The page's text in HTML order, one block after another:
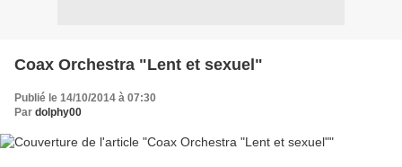
Coax Orchestra "Lent et sexuel"
Publié le 14/10/2014 à 07:30
Par dolphy00